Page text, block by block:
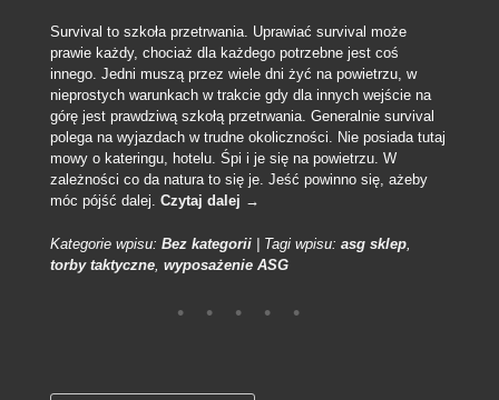
Survival to szkoła przetrwania. Uprawiać survival może
prawie każdy, chociaż dla każdego potrzebne jest coś
innego. Jedni muszą przez wiele dni żyć na powietrzu, w
nieprostych warunkach w trakcie gdy dla innych wejście na
górę jest prawdziwą szkołą przetrwania. Generalnie survival
polega na wyjazdach w trudne okoliczności. Nie posiada tutaj
mowy o kateringu, hotelu. Śpi i je się na powietrzu. W
zależności co da natura to się je. Jeść powinno się, ażeby
móc pójść dalej. Czytaj dalej →
Kategorie wpisu: Bez kategorii | Tagi wpisu: asg sklep,
torby taktyczne, wyposażenie ASG